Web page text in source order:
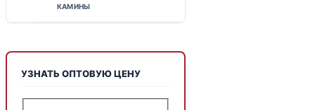
КАМИНЫ
УЗНАТЬ ОПТОВУЮ ЦЕНУ